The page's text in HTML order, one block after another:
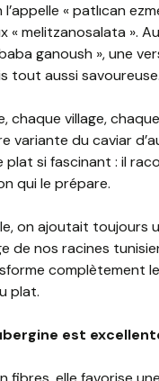
« patlıcan
« melitzanosalata ».
ganoush », une
tout aussi savoureuse.
chaque village,
variante du caviar
plat si fascinant : il
qui le prépare.
on ajoutait toujours
de nos racines
complètement
plat.
est